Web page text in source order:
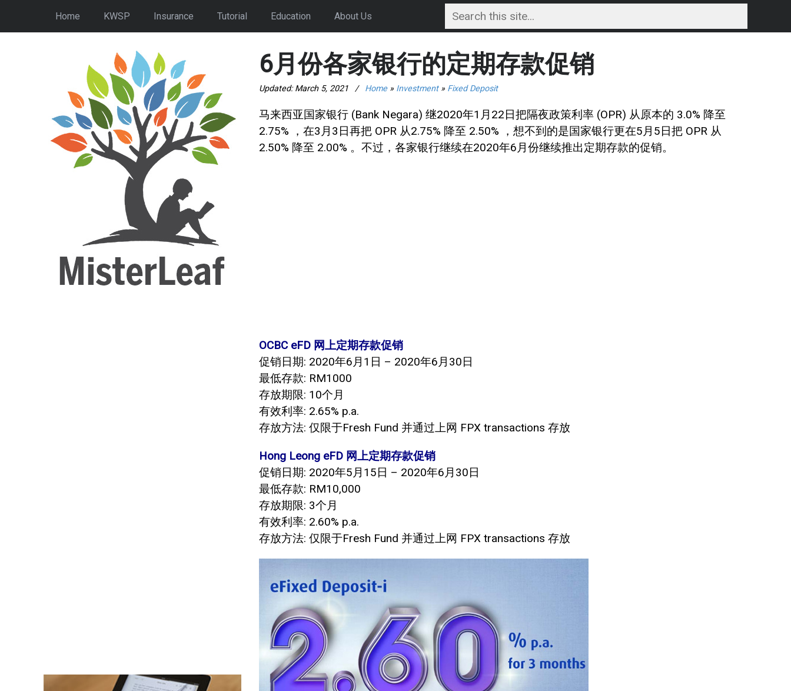
Home KWSP Insurance Tutorial Education About Us
6月份各家银行的定期存款促销
Updated: March 5, 2021 / Home» Investment» Fixed Deposit
马来西亚国家银行 (Bank Negara) 继2020年1月22日把隔夜政策利率 (OPR) 从原本的 3.0% 降至
2.75% ，在3月3日再把 OPR 从2.75% 降至 2.50% ，想不到的是国家银行更在5月5日把 OPR 从
2.50% 降至 2.00% 。不过，各家银行继续在2020年6月份继续推出定期存款的促销。
OCBC eFD 网上定期存款促销
促销日期: 2020年6月1日 – 2020年6月30日
最低存款: RM1000
存放期限: 10个月
有效利率: 2.65% p.a.
存放方法: 仅限于Fresh Fund 并通过上网 FPX transactions 存放
Hong Leong eFD 网上定期存款促销
促销日期: 2020年5月15日 – 2020年6月30日
最低存款: RM10,000
存放期限: 3个月
有效利率: 2.60% p.a.
存放方法: 仅限于Fresh Fund 并通过上网 FPX transactions 存放